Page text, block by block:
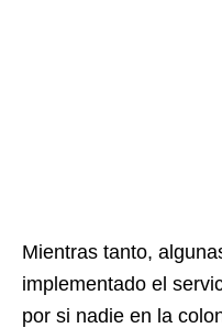
Mientras tanto,
implementado el
por si nadie en la